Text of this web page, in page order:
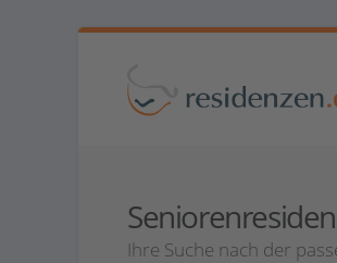
Ihre Suche nach der